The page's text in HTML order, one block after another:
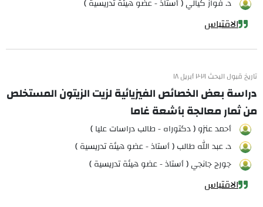
د. فواز كيالي ( أستاذ - عضو هيئة تدريسية )
الاقتباس
تاريخ قبول البحث ٢٠٢١ أبريل ١٨
دراسة بعض الخصائص الفيزيائية لزيت الزيتون المستخلص
من ثمار معالجة بأشعة غاما
أحمد عنزو ( دكتوراه - طالب دراسات عليا )
د. عبد الله طالب ( أستاذ - عضو هيئة تدريسية )
جورج جانجي ( أستاذ - عضو هيئة تدريسية )
الاقتباس